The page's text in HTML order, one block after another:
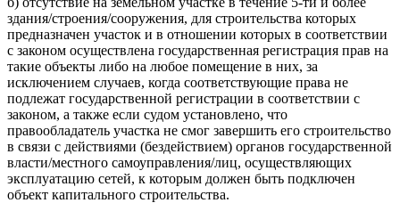
здания/строения/сооружения, для строительства которых
предназначен участок и в отношении которых в соответствии
с законом осуществлена государственная регистрация прав на
такие объекты либо на любое помещение в них, за
исключением случаев, когда соответствующие права не
подлежат государственной регистрации ‎в соответствии с
законом, а также если судом установлено, что
правообладатель участка не смог завершить его строительство
в связи с действиями (бездействием) органов государственной
власти/местного самоуправления/лиц, осуществляющих
эксплуатацию сетей, к которым должен быть подключен
объект капитального строительства.